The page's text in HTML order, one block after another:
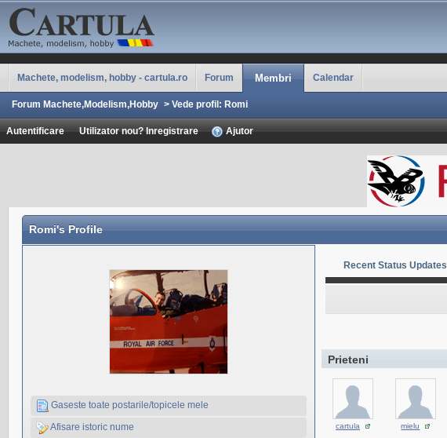
Machete, modelism, hobby - cartula.ro Forum Membri Calendar
Forum Machete,Modelism,Hobby > Vede profil: Romi
Autentificare Utilizator nou? Inregistrare Ajutor
Romi's Profile
Gaseste toate postarile/topicele mele
Afisare istoric nume
Recent Status Updates
Prieteni
cartula mielu